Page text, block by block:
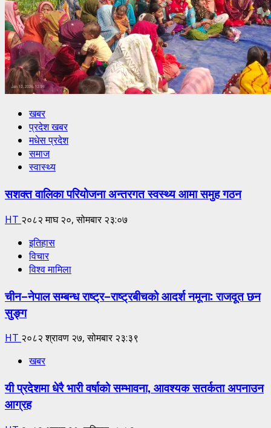
खबर
प्रदेश खबर
मधेस प्रदेश
समाज
स्वास्थ्य
सशक्त वालिका परियोजना अन्तरगत स्वस्थ्य आमा समुह गठन
HT २०८२ माघ २०, सोमबार २३:०७
इतिहास
विचार
विश्व मामिला
चीन–नेपाल सम्बन्ध राष्ट्र–राष्ट्रबीचको आदर्श नमूना: राजदूत छन
सुङ्ग
HT २०८२ श्रावण २७, सोमबार २३:३९
खबर
यी प्रदेशमा धेरै भारी वर्षाको सम्भावना, आवश्यक सतर्कता अपनाउन
आग्रह